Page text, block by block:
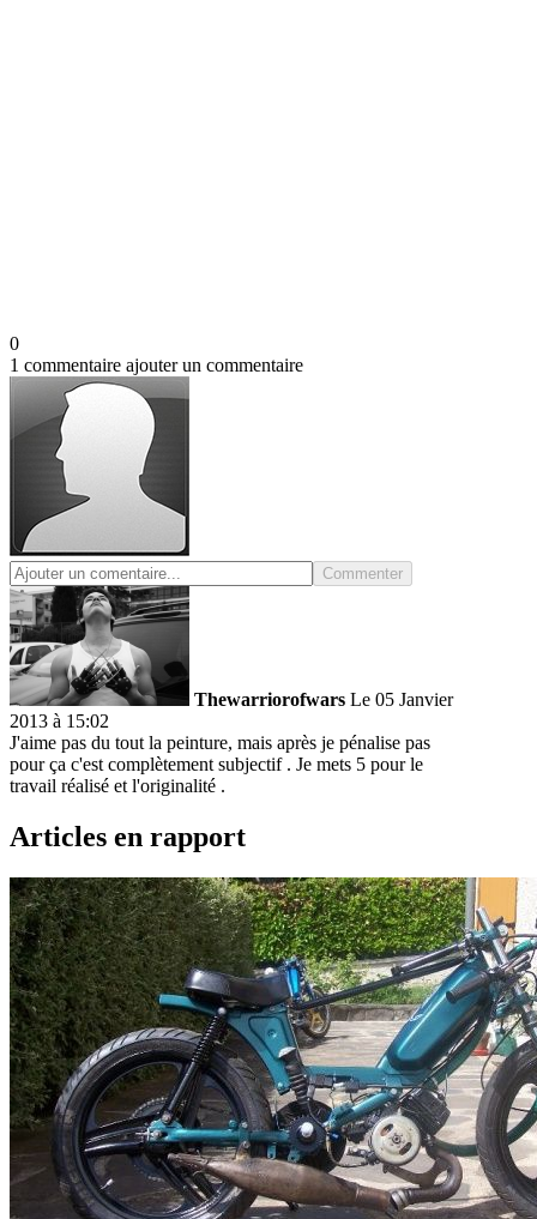
0
1 commentaire ajouter un commentaire
Commenter
Thewarriorofwars Le 05 Janvier
2013 à 15:02
J'aime pas du tout la peinture, mais après je pénalise pas
pour ça c'est complètement subjectif . Je mets 5 pour le
travail réalisé et l'originalité .
Articles en rapport